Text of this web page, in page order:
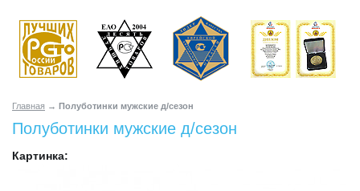
Главная → Полуботинки мужские д/сезон
Полуботинки мужские д/сезон
Картинка: